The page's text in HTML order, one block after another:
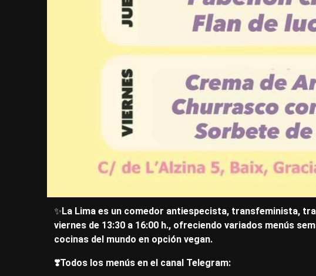
✨ La Lima es un comedor antiespecista, transfeminista,
viernes de 13:30 a 16:00 h., ofreciendo variados menús
cocinas del mundo en opción vegan.
❣️​Todos los menús en el canal Telegram: